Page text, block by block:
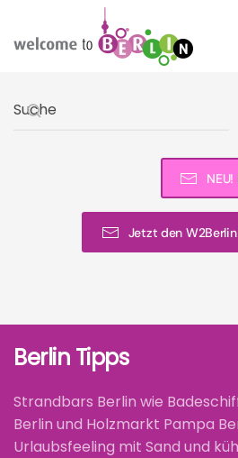
Skip to main content
Jetzt den
Berlin Tipps
Strandbars Berlin wie
Berlin und Holzmarkt Pampa
Urlaubsfeeling mit Sand und